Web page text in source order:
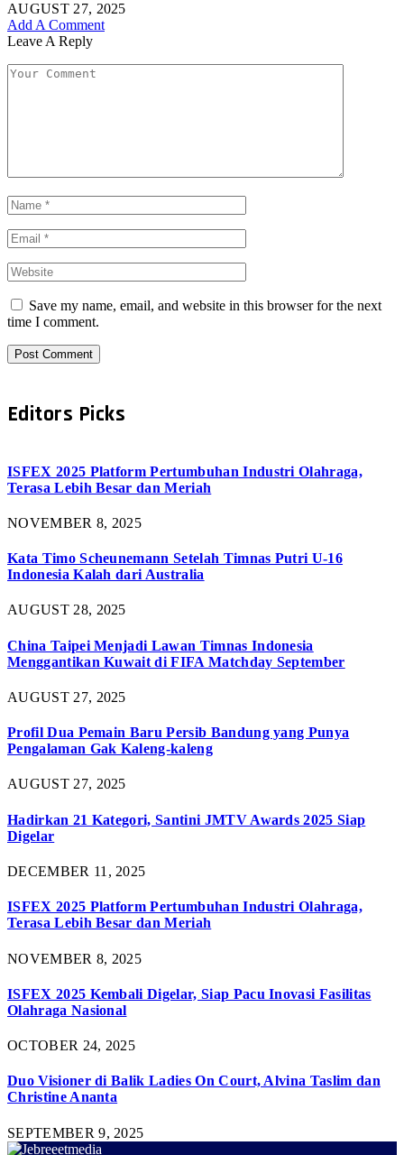
AUGUST 27, 2025
Add A Comment
Leave A Reply
Save my name, email, and website in this browser for the next
time I comment.
Editors Picks
ISFEX 2025 Platform Pertumbuhan Industri Olahraga,
Terasa Lebih Besar dan Meriah
NOVEMBER 8, 2025
Kata Timo Scheunemann Setelah Timnas Putri U-16
Indonesia Kalah dari Australia
AUGUST 28, 2025
China Taipei Menjadi Lawan Timnas Indonesia
Menggantikan Kuwait di FIFA Matchday September
AUGUST 27, 2025
Profil Dua Pemain Baru Persib Bandung yang Punya
Pengalaman Gak Kaleng-kaleng
AUGUST 27, 2025
Hadirkan 21 Kategori, Santini JMTV Awards 2025 Siap
Digelar
DECEMBER 11, 2025
ISFEX 2025 Platform Pertumbuhan Industri Olahraga,
Terasa Lebih Besar dan Meriah
NOVEMBER 8, 2025
ISFEX 2025 Kembali Digelar, Siap Pacu Inovasi Fasilitas
Olahraga Nasional
OCTOBER 24, 2025
Duo Visioner di Balik Ladies On Court, Alvina Taslim dan
Christine Ananta
SEPTEMBER 9, 2025